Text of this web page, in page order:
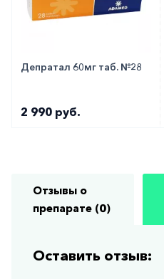
Депратал 60мг таб. №28
2 990 руб.
Отзывы о
препарате (0)
Оставить отзыв: